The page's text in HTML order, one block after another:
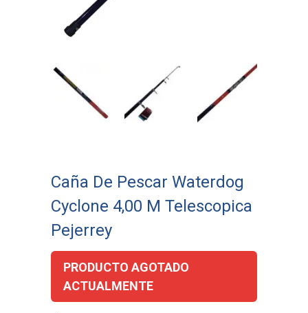
Caña De Pescar Waterdog
Cyclone 4,00 M Telescopica
Pejerrey
PRODUCTO AGOTADO
ACTUALMENTE